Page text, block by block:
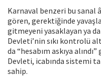
Karnaval benzeri bu sanal
gören, gerektiğinde
gitmeyeni yasaklayan ya
Devleti’nin sıkı kontrolü
da “hesabım askıya
Devleti, icabında sistemi
sahip.